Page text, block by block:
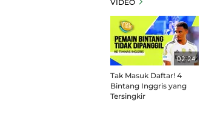
VIDEO
02:24
Tak Masuk Daftar! 4
Bintang Inggris yang
Tersingkir